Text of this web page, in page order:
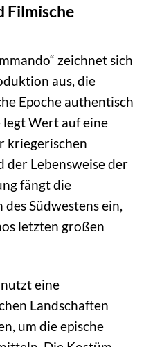
Filmische
zeichnet sich
aus, die
Epoche authentisch
legt Wert auf eine
kriegerischen
der Lebensweise der
fängt die
Südwestens ein,
letzten großen
eine
Landschaften
um die epische